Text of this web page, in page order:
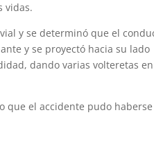
vidas.
y se determinó que el
y se proyectó hacia su lado
dando varias vol­teretas en
que el accidente pudo haberse